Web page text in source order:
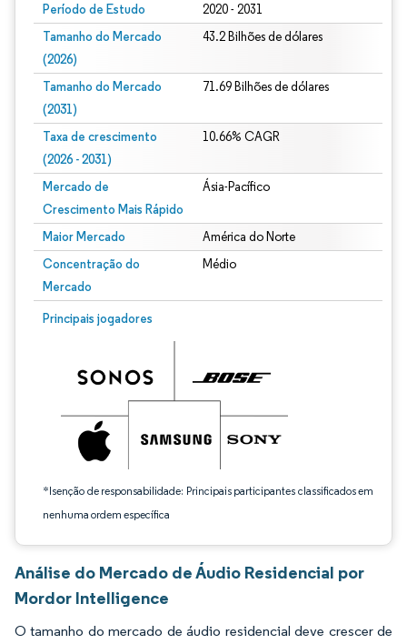
Período de Estudo 2020 - 2031
Tamanho do Mercado
(2026)
43.2 Bilhões de dólares
Tamanho do Mercado
(2031)
71.69 Bilhões de dólares
Taxa de crescimento
(2026 - 2031)
10.66% CAGR
Mercado de
Crescimento Mais Rápido
Ásia-Pacífico
Maior Mercado América do Norte
Concentração do
Mercado
Médio
Principais jogadores
*Isenção de responsabilidade: Principais participantes classificados em
nenhuma ordem específica
Imagem © Mordor Intelligence. O reuso requer atribuição conforme CC BY 4.0.
Análise do Mercado de Áudio Residencial por
Mordor Intelligence
O tamanho do mercado de áudio residencial deve crescer de